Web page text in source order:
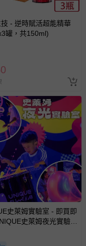
活動贈品亦需一併退
封、使用，則酌收整
體（例如 DVD、CD
經提供即為完成之線
（例如線上課程、遊
物、泳裝、襪子、地
- 逆時賦活超能精華
罐，共150ml)
史萊姆實驗室 - 即買即
史萊姆夜光實驗室